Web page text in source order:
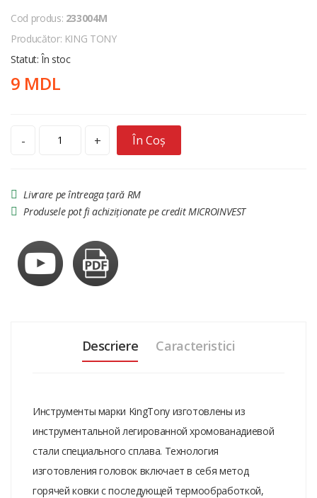
Cod produs: 233004M
Producător: KING TONY
Statut: În stoc
9 MDL
- + În Coș
Livrare pe întreaga țară RM
Produsele pot fi achiziționate pe credit MICROINVEST
Descriere Caracteristici
Инструменты марки KingTony изготовлены из
инструментальной легированной хромованадиевой
стали специального сплава. Технология
изготовления головок включает в себя метод
горячей ковки с последующей термообработкой,